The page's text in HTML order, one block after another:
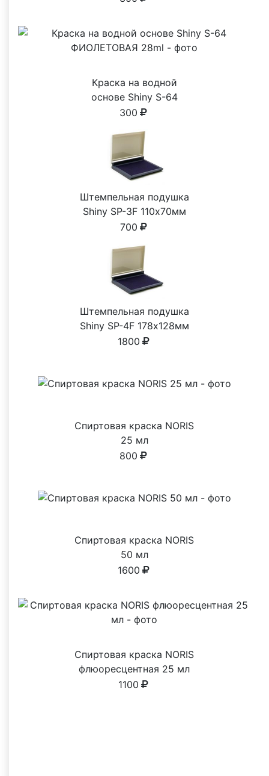
Краска на водной
основе Shiny S-64
ФИОЛЕТОВАЯ 28ml
300
Штемпельная подушка
Shiny SP-3F 110х70мм
700
Штемпельная подушка
Shiny SP-4F 178х128мм
1800
Спиртовая краска NORIS
25 мл
800
Спиртовая краска NORIS
50 мл
1600
Спиртовая краска NORIS
флюоресцентная 25 мл
1100